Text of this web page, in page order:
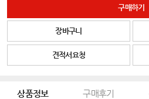
구매하기
장바구니
견적서요청
상품정보 구매후기